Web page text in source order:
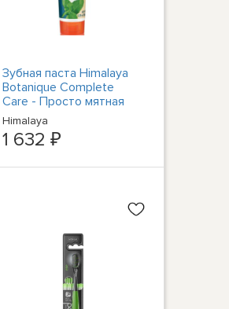
Зубная паста Himalaya
Botanique Complete
Care - Просто мятная
паста 5,29 унции
Himalaya
1 632 ₽